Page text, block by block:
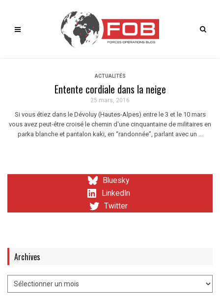
ACTUALITÉS
Entente cordiale dans la neige
25 mars, 2016
Si vous étiez dans le Dévoluy (Hautes-Alpes) entre le 3 et le 10 mars
vous avez peut-être croisé le chemin d'une cinquantaine de militaires en
parka blanche et pantalon kaki, en “randonnée”, parlant avec un ...
Bluesky
LinkedIn
Twitter
Archives